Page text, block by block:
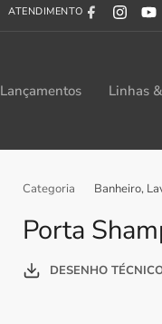
ATENDIMENTO
Lançamentos Linhas
Categoria Banheiro,
Porta
DESENHO